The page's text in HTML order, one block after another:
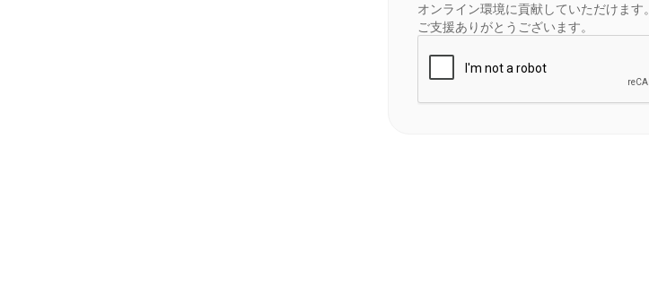
オンライン環境に貢献していただけます。
ご支援ありがとうございます。